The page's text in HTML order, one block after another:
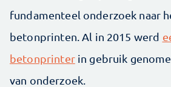
fundamenteel onderzoek naar
betonprinten. Al in 2015 werd
betonprinterin gebruik
van onderzoek.